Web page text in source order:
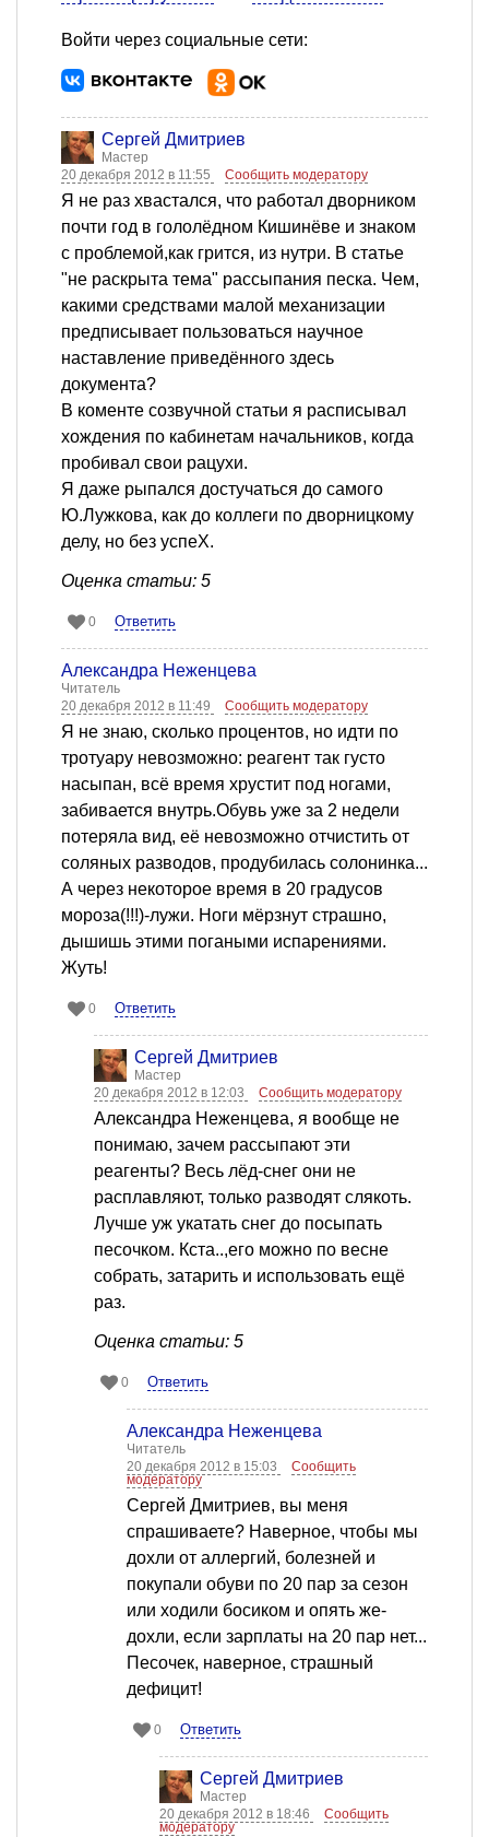
Войти через социальные сети:
Сергей Дмитриев
Мастер
20 декабря 2012 в 11:55
Сообщить модератору
Я не раз хвастался, что работал дворником
почти год в гололёдном Кишинёве и знаком
с проблемой,как грится, из нутри. В статье
"не раскрыта тема" рассыпания песка. Чем,
какими средствами малой механизации
предписывает пользоваться научное
наставление приведённого здесь
документа?
В коменте созвучной статьи я расписывал
хождения по кабинетам начальников, когда
пробивал свои рацухи.
Я даже рыпался достучаться до самого
Ю.Лужкова, как до коллеги по дворницкому
делу, но без успеХ.
Оценка статьи: 5
0 Ответить
Александра Неженцева
Читатель
20 декабря 2012 в 11:49
Сообщить модератору
Я не знаю, сколько процентов, но идти по
тротуару невозможно: реагент так густо
насыпан, всё время хрустит под ногами,
забивается внутрь.Обувь уже за 2 недели
потеряла вид, её невозможно отчистить от
соляных разводов, продубилась солонинка...
А через некоторое время в 20 градусов
мороза(!!!)-лужи. Ноги мёрзнут страшно,
дышишь этими погаными испарениями.
Жуть!
0 Ответить
Сергей Дмитриев
Мастер
20 декабря 2012 в 12:03
Сообщить модератору
Александра Неженцева, я вообще не
понимаю, зачем рассыпают эти
реагенты? Весь лёд-снег они не
расплавляют, только разводят слякоть.
Лучше уж укатать снег до посыпать
песочком. Кста..,его можно по весне
собрать, затарить и использовать ещё
раз.
Оценка статьи: 5
0 Ответить
Александра Неженцева
Читатель
20 декабря 2012 в 15:03
Сообщить
модератору
Сергей Дмитриев, вы меня
спрашиваете? Наверное, чтобы мы
дохли от аллергий, болезней и
покупали обуви по 20 пар за сезон
или ходили босиком и опять же-
дохли, если зарплаты на 20 пар нет...
Песочек, наверное, страшный
дефицит!
0 Ответить
Сергей Дмитриев
Мастер
20 декабря 2012 в 18:46
Сообщить
модератору